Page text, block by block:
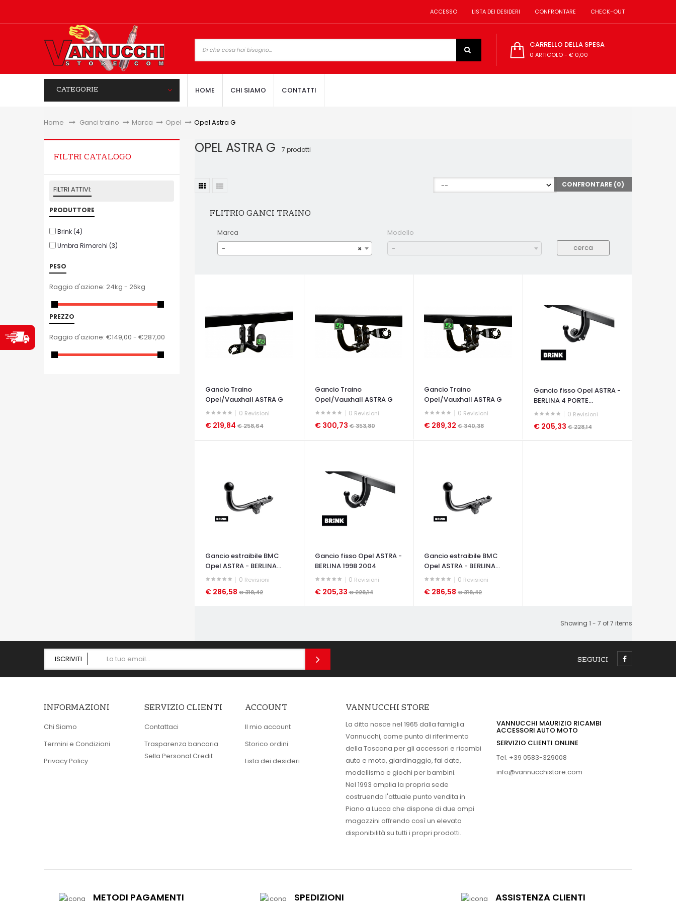
ACCESSO LISTA DEI DESIDERI CONFRONTARE CHECK-OUT
CARRELLO DELLA SPESA
0 ARTICOLO- € 0,00
CATEGORIE HOME CHI SIAMO CONTATTI
Home &gt;Ganci traino > Marca > Opel > Opel Astra G
FILTRI CATALOGO
FILTRI ATTIVI:
PRODUTTORE
Brink (4)
Umbra Rimorchi (3)
PESO
Raggio d'azione: 24kg - 26kg
PREZZO
Raggio d'azione: €149,00 - €287,00
OPEL ASTRA G 7 prodotti
CONFRONTARE (0)
FLITRIO GANCI TRAINO
Marca
×
-
Modello
-
Gancio Traino
Opel/Vauxhall ASTRA G
0 Revisioni
€ 219,84 € 258,64
Gancio Traino
Opel/Vauxhall ASTRA G
0 Revisioni
€ 300,73€ 353,80
Gancio Traino
Opel/Vauxhall ASTRA G
0 Revisioni
€ 289,32 € 340,38
Gancio fisso Opel ASTRA -
BERLINA 4 PORTE...
0 Revisioni
€ 205,33€ 228,14
OCCHIATA VELOCE
Gancio estraibile BMC
Opel ASTRA - BERLINA...
0 Revisioni
€ 286,58 € 318,42
Gancio fisso Opel ASTRA -
BERLINA 1998 2004
0 Revisioni
€ 205,33€ 228,14
Gancio estraibile BMC
Opel ASTRA - BERLINA...
0 Revisioni
€ 286,58 € 318,42
Showing 1 - 7 of 7 items
ISCRIVITI SEGUICI
INFORMAZIONI
Chi Siamo
Termini e Condizioni
Privacy Policy
SERVIZIO CLIENTI
Contattaci
Trasparenza bancaria
Sella Personal Credit
ACCOUNT
Il mio account
Storico ordini
Lista dei desideri
VANNUCCHI STORE
La ditta nasce nel 1965 dalla famiglia
Vannucchi, come punto di riferimento
della Toscana per gli accessori e ricambi
auto e moto, giardinaggio, fai date,
modellismo e giochi per bambini.
Nel 1993 amplia la propria sede
costruendo l'attuale punto vendita in
Piano a Lucca che dispone di due ampi
magazzini offrendo così un elevata
disponibilità su tutti i propri prodotti.
VANNUCCHI MAURIZIO RICAMBI
ACCESSORI AUTO MOTO
SERVIZIO CLIENTI ONLINE
Tel. +39 0583-329008
info@vannucchistore.com
METODI PAGAMENTI SPEDIZIONI ASSISTENZA CLIENTI